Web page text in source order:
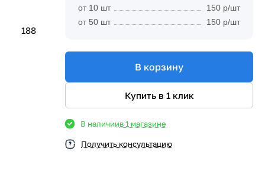
188
от 10 шт
150 р/шт
от 50 шт
150 р/шт
В корзину
Купить в 1 клик
В наличиив 1 магазине
Получить консультацию